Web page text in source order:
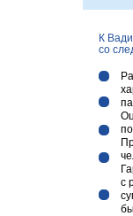
с
К
со